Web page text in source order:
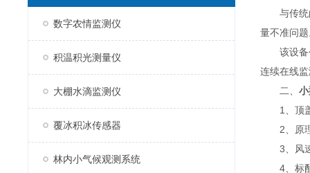
数字农情监测仪
积温积光测量仪
大棚水滴监测仪
覆冰积冰传感器
林内小气候观测系统
与传统
量不准问
该设备创
连续在线
二、
1、顶盖
2、原理
3、风速
4、标配